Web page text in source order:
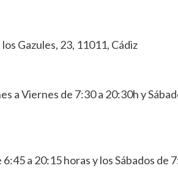
Gazules, 23, 11011, Cádiz
a Viernes de 7:30 a 20:30h y
a 20:15 horas y los Sábados de